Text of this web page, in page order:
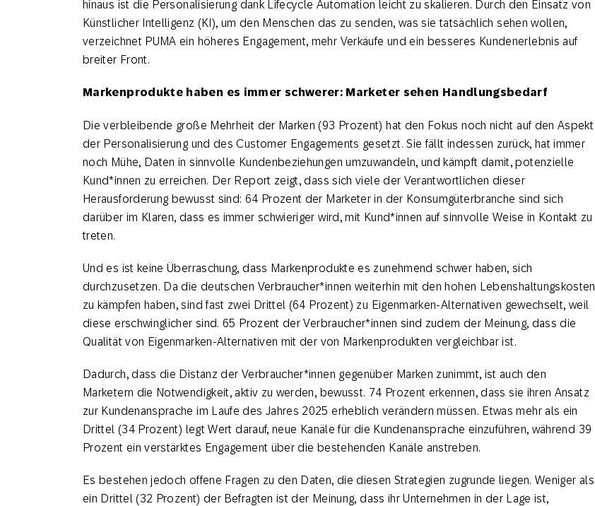
hinaus ist die Personalisierung dank Lifecycle Automation leicht zu skalieren. Durch den Einsatz von
Künstlicher Intelligenz (KI), um den Menschen das zu senden, was sie tatsächlich sehen wollen,
verzeichnet PUMA ein höheres Engagement, mehr Verkäufe und ein besseres Kundenerlebnis auf
breiter Front.
Markenprodukte haben es immer schwerer: Marketer sehen Handlungsbedarf
Die verbleibende große Mehrheit der Marken (93 Prozent) hat den Fokus noch nicht auf den Aspekt
der Personalisierung und des Customer Engagements gesetzt. Sie fällt indessen zurück, hat immer
noch Mühe, Daten in sinnvolle Kundenbeziehungen umzuwandeln, und kämpft damit, potenzielle
Kund*innen zu erreichen. Der Report zeigt, dass sich viele der Verantwortlichen dieser
Herausforderung bewusst sind: 64 Prozent der Marketer in der Konsumgüterbranche sind sich
darüber im Klaren, dass es immer schwieriger wird, mit Kund*innen auf sinnvolle Weise in Kontakt zu
treten.
Und es ist keine Überraschung, dass Markenprodukte es zunehmend schwer haben, sich
durchzusetzen. Da die deutschen Verbraucher*innen weiterhin mit den hohen Lebenshaltungskosten
zu kämpfen haben, sind fast zwei Drittel (64 Prozent) zu Eigenmarken-Alternativen gewechselt, weil
diese erschwinglicher sind. 65 Prozent der Verbraucher*innen sind zudem der Meinung, dass die
Qualität von Eigenmarken-Alternativen mit der von Markenprodukten vergleichbar ist.
Dadurch, dass die Distanz der Verbraucher*innen gegenüber Marken zunimmt, ist auch den
Marketern die Notwendigkeit, aktiv zu werden, bewusst. 74 Prozent erkennen, dass sie ihren Ansatz
zur Kundenansprache im Laufe des Jahres 2025 erheblich verändern müssen. Etwas mehr als ein
Drittel (34 Prozent) legt Wert darauf, neue Kanäle für die Kundenansprache einzuführen, während 39
Prozent ein verstärktes Engagement über die bestehenden Kanäle anstreben.
Es bestehen jedoch offene Fragen zu den Daten, die diesen Strategien zugrunde liegen. Weniger als
ein Drittel (32 Prozent) der Befragten ist der Meinung, dass ihr Unternehmen in der Lage ist,